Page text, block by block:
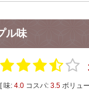
ル味
[ 味: 4.0 コスパ: 3.5 ボリュ